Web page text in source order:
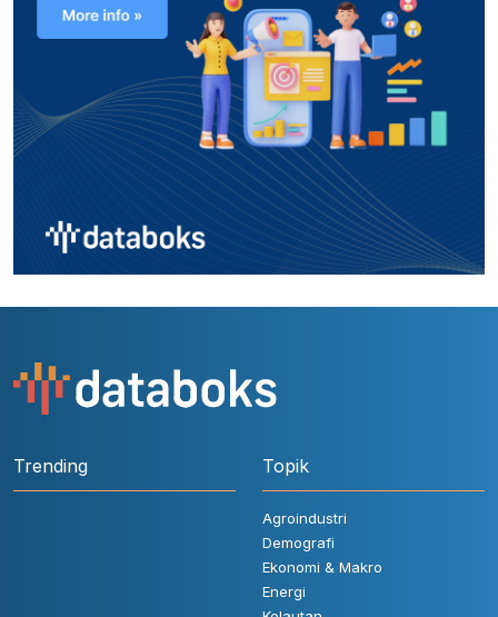
Trending Topik
Agroindustri
Demografi
Ekonomi & Makro
Energi